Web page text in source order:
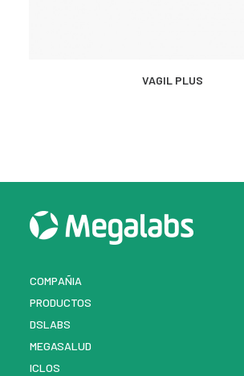
MÁS INFORMACIÓN
VAGIL PLUS
COMPAÑIA
PRODUCTOS
DSLABS
MEGASALUD
ICLOS